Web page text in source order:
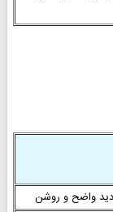
دید واضح و روشن